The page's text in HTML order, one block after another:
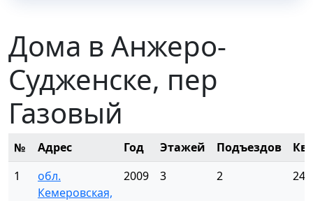
Дома в Анжеро-
Судженске, пер
Газовый
№ Адрес Год Этажей Подъездов
1
обл.
Кемеровская,
2009 3 2 24